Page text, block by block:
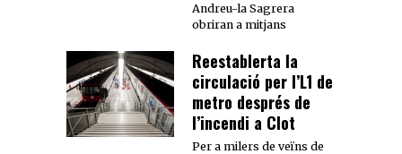
Andreu-la Sagrera
obriran a mitjans
Reestablerta la
circulació per l’L1 de
metro després de
l’incendi a Clot
Per a milers de veïns de